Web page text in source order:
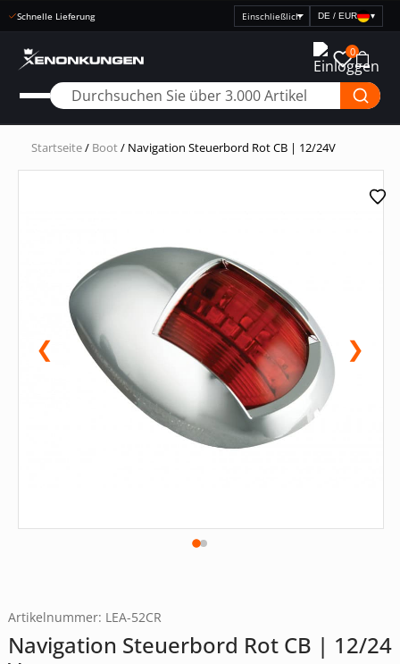
Schnelle Lieferung
PreisanzeigeDE / EUR ▾
0
Startseite/ Boot/ Navigation Steuerbord Rot CB | 12/24V
❮ ❯
Artikelnummer: LEA-52CR
Navigation Steuerbord Rot CB | 12/24